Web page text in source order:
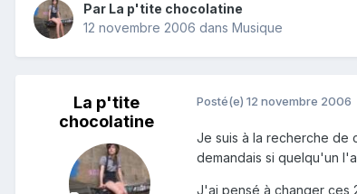
Par La p'tite chocolatine
12 novembre 2006 dans Musique
La p'tite
chocolatine
Posté(e) 12 novembre 2006
Je suis à la recherche de
demandais si quelqu'un
J'ai pensé à changer ces